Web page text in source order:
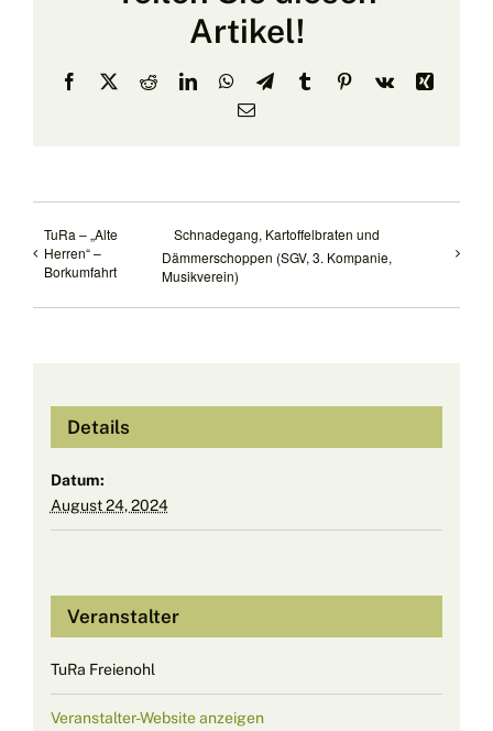
Artikel!
Facebook
X RedditLinkedInWhatsApp
TelegramTumblrPinterest
Vk
Xing
E-
TuRa – „Alte
Herren“ –
Borkumfahrt
Schnadegang, Kartoffelbraten und
Dämmerschoppen (SGV, 3. Kompanie,
Musikverein)
Details
Datum:
August 24, 2024
Veranstalter
TuRa Freienohl
Veranstalter-Website anzeigen